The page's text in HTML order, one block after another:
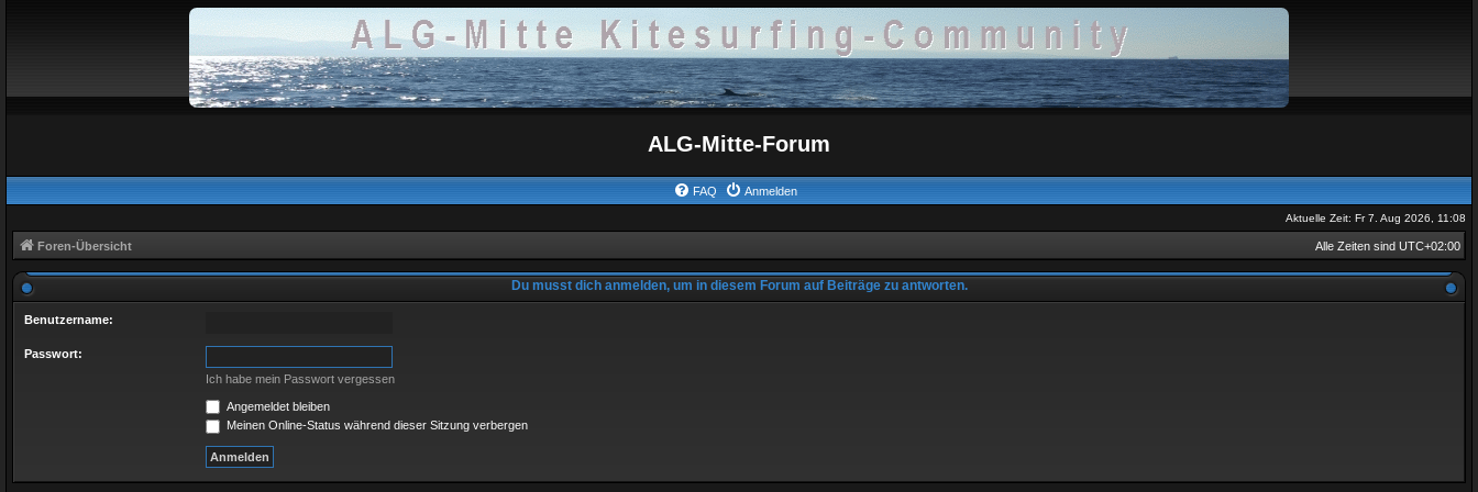
ALG-Mitte-Forum
FAQ Anmelden
Aktuelle Zeit: Fr 7. Aug 2026, 11:08
Foren-Übersicht Alle Zeiten sind UTC+02:00
Du musst dich anmelden, um in diesem Forum auf Beiträge zu antworten.
Benutzername:
Passwort:
Ich habe mein Passwort vergessen
Angemeldet bleiben
Meinen Online-Status während dieser Sitzung verbergen